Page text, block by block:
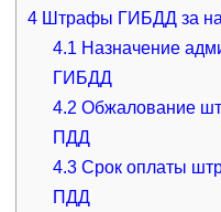
4Штрафы ГИБДД за
4.1 Назначение
ГИБДД
4.2 Обжалование
ПДД
4.3 Срок оплаты
ПДД